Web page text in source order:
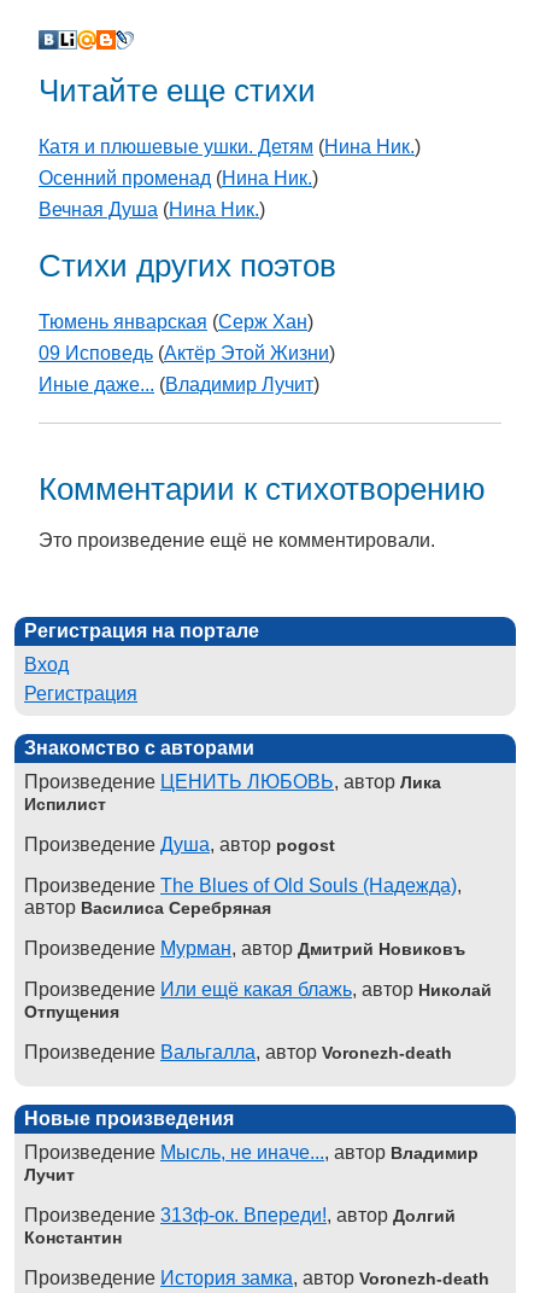
Читайте еще стихи
Катя и плюшевые ушки. Детям (Нина Ник.)
Осенний променад (Нина Ник.)
Вечная Душа (Нина Ник.)
Стихи других поэтов
Тюмень январская (Серж Хан)
09 Исповедь (Актёр Этой Жизни)
Иные даже... (Владимир Лучит)
Комментарии к стихотворению
Это произведение ещё не комментировали.
Регистрация на портале
Вход
Регистрация
Знакомство с авторами
Произведение ЦЕНИТЬ ЛЮБОВЬ, автор Лика
Испилист
Произведение Душа, автор pogost
Произведение The Blues of Old Souls (Надежда),
автор Василиса Серебряная
Произведение Мурман, автор Дмитрий Новиковъ
Произведение Или ещё какая блажь, автор Николай
Отпущения
Произведение Вальгалла, автор Voronezh-death
Новые произведения
Произведение Мысль, не иначе..., автор Владимир
Лучит
Произведение 313ф-ок. Впереди!, автор Долгий
Константин
Произведение История замка, автор Voronezh-death